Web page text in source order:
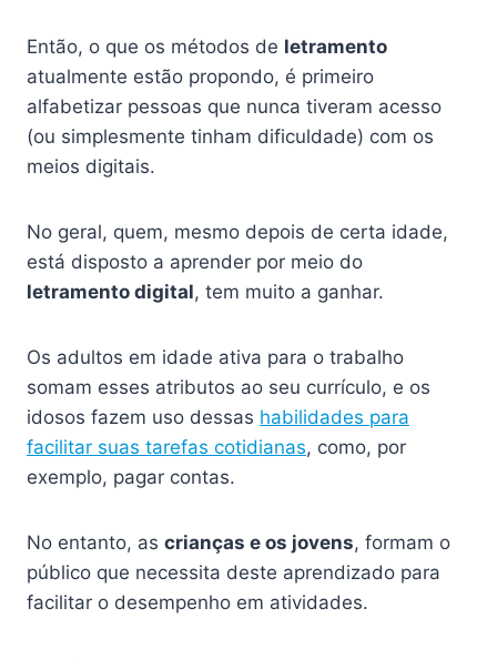
Então, o que os métodos de letramento
atualmente estão propondo, é primeiro
alfabetizar pessoas que nunca tiveram acesso
(ou simplesmente tinham dificuldade) com os
meios digitais.
No geral, quem, mesmo depois de certa idade,
está disposto a aprender por meio do
letramento digital, tem muito a ganhar.
Os adultos em idade ativa para o trabalho
somam esses atributos ao seu currículo, e os
idosos fazem uso dessas habilidades para
facilitar suas tarefas cotidianas, como, por
exemplo, pagar contas.
No entanto, as crianças e os jovens, formam o
público que necessita deste aprendizado para
facilitar o desempenho em atividades.